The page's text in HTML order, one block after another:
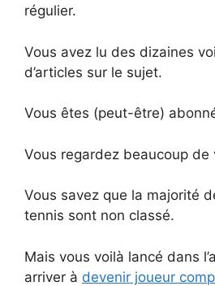
régulier.
Vous avez lu des dizaines
d’articles sur le sujet.
Vous êtes (peut-être)
Vous regardez beaucoup
Vous savez que la majorité
tennis sont non classé.
Mais vous voilà lancé dans
arriver à devenir joueur